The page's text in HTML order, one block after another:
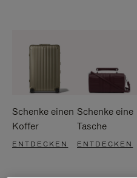
Schenke einen
Koffer
ENTDECKEN
Schenke eine
Tasche
ENTDECKEN